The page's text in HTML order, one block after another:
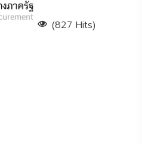
(827 Hits)